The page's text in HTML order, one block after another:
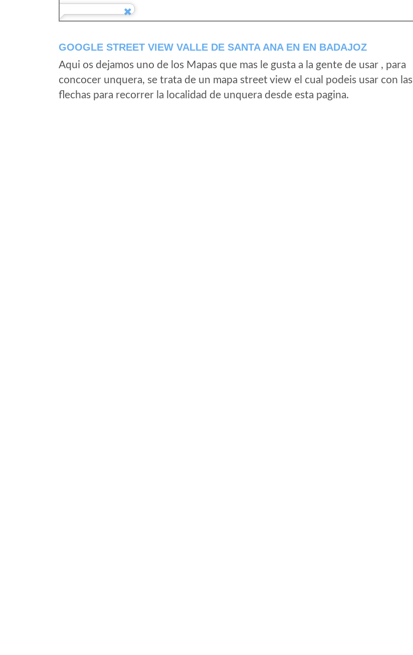
GOOGLE STREET VIEW VALLE DE SANTA ANA EN EN BADAJOZ
Aqui os dejamos uno de los Mapas que mas le gusta a la gente de usar , para
concocer unquera, se trata de un mapa street view el cual podeis usar con las
flechas para recorrer la localidad de unquera desde esta pagina.